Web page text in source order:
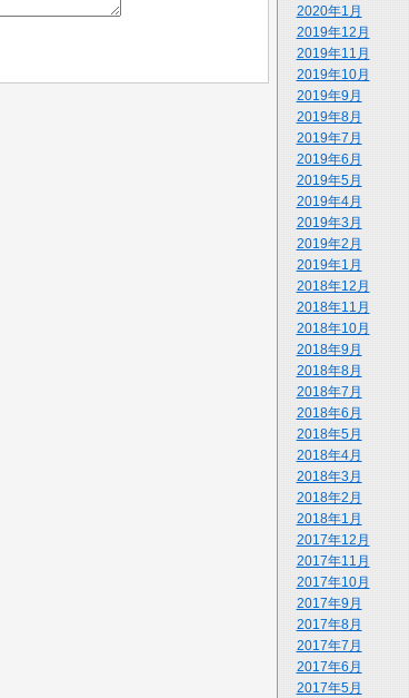
2020年1月
2019年12月
2019年11月
2019年10月
2019年9月
2019年8月
2019年7月
2019年6月
2019年5月
2019年4月
2019年3月
2019年2月
2019年1月
2018年12月
2018年11月
2018年10月
2018年9月
2018年8月
2018年7月
2018年6月
2018年5月
2018年4月
2018年3月
2018年2月
2018年1月
2017年12月
2017年11月
2017年10月
2017年9月
2017年8月
2017年7月
2017年6月
2017年5月